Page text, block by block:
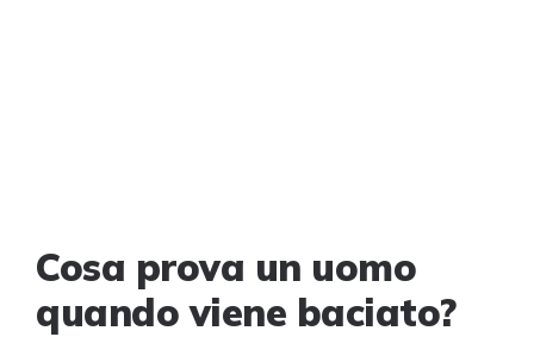
Cosa prova un uomo
quando viene baciato?